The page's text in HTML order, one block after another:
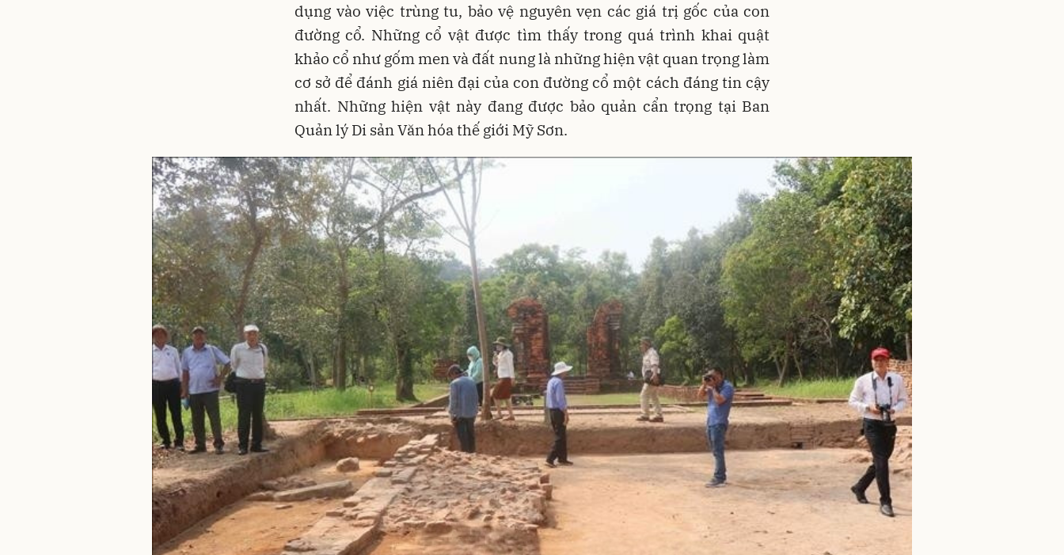
dụng vào việc trùng tu, bảo vệ nguyên vẹn các giá trị gốc của con
đường cổ. Những cổ vật được tìm thấy trong quá trình khai quật
khảo cổ như gốm men và đất nung là những hiện vật quan trọng làm
cơ sở để đánh giá niên đại của con đường cổ một cách đáng tin cậy
nhất. Những hiện vật này đang được bảo quản cẩn trọng tại Ban
Quản lý Di sản Văn hóa thế giới Mỹ Sơn.